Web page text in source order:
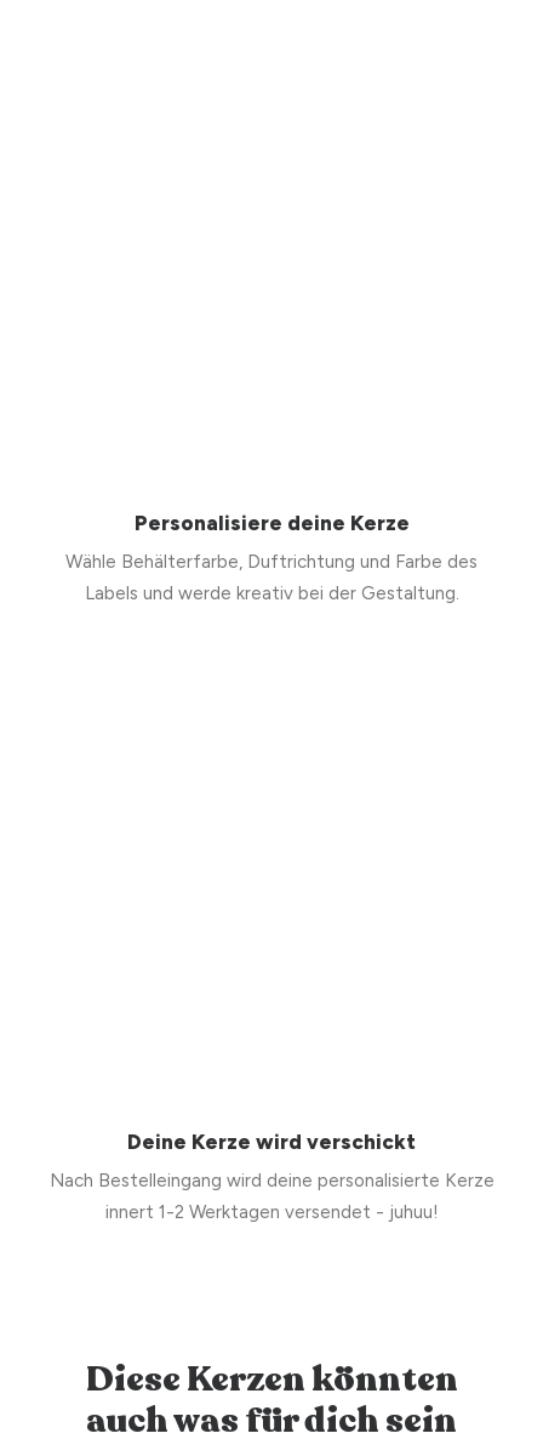
Personalisiere deine Kerze
Wähle Behälterfarbe, Duftrichtung und Farbe des
Labels und werde kreativ bei der Gestaltung.
Deine Kerze wird verschickt
Nach Bestelleingang wird deine personalisierte Kerze
innert 1-2 Werktagen versendet - juhuu!
Diese Kerzen könnten
auch was für dich sein